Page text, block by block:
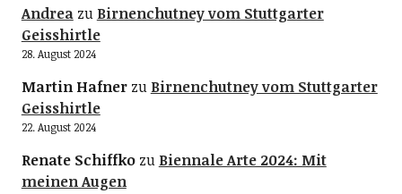
Andreazu Birnenchutney vom Stuttgarter
Geisshirtle
28. August 2024
Martin Hafnerzu Birnenchutney vom Stuttgarter
Geisshirtle
22. August 2024
Renate Schiffkozu Biennale Arte 2024: Mit
meinen Augen